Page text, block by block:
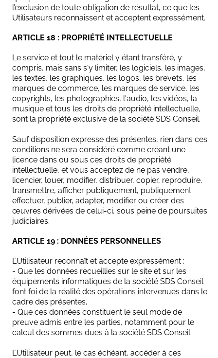
l’exclusion de toute obligation de résultat, ce que les
Utilisateurs reconnaissent et acceptent expressément.
ARTICLE 18 : PROPRIÉTÉ INTELLECTUELLE
Le service et tout le matériel y étant transféré, y
compris, mais sans s'y limiter, les logiciels, les images,
les textes, les graphiques, les logos, les brevets, les
marques de commerce, les marques de service, les
copyrights, les photographies, l'audio, les vidéos, la
musique et tous les droits de propriété intellectuelle,
sont la propriété exclusive de la société SDS Conseil.
Sauf disposition expresse des présentes, rien dans ces
conditions ne sera considéré comme créant une
licence dans ou sous ces droits de propriété
intellectuelle, et vous acceptez de ne pas vendre,
licencier, louer, modifier, distribuer, copier, reproduire,
transmettre, afficher publiquement, publiquement
effectuer, publier, adapter, modifier ou créer des
œuvres dérivées de celui-ci, sous peine de poursuites
judiciaires.
ARTICLE 19 : DONNÉES PERSONNELLES
L’Utilisateur reconnaît et accepte expressément :
- Que les données recueillies sur le site et sur les
équipements informatiques de la société SDS Conseil
font foi de la réalité des opérations intervenues dans le
cadre des présentes,
- Que ces données constituent le seul mode de
preuve admis entre les parties, notamment pour le
calcul des sommes dues à la société SDS Conseil.
L’Utilisateur peut, le cas échéant, accéder à ces